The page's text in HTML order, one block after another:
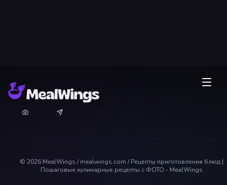
© 2026 MealWings / mealwings.com /Рецепты приготовления блюд |
Пошаговые кулинарные рецепты с ФОТО - MealWings